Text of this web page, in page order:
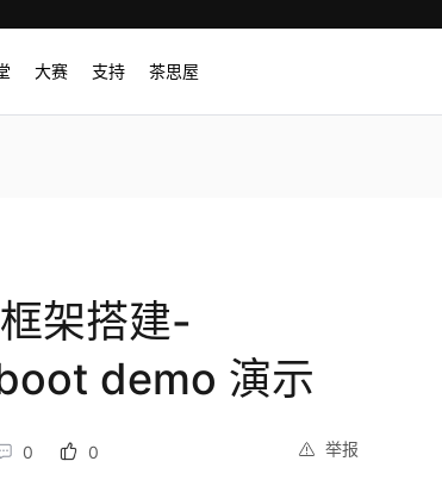
大赛 支持 茶思屋
架搭建-
demo 演示
举报
0 0